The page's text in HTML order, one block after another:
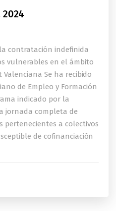
2024
contratación indefinida
vulnerables en el ámbito
Se ha recibido
de Empleo y Formación
indicado por la
jornada completa de
pertenecientes a colectivos
de cofinanciación